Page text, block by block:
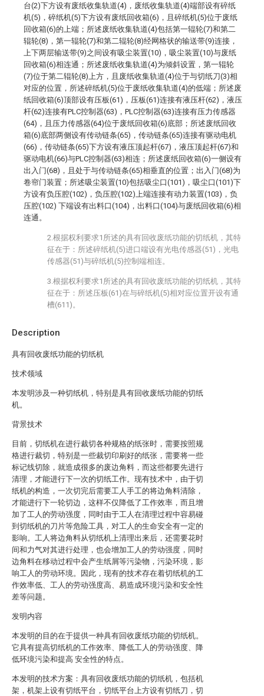
Description
具有回收废纸功能的切纸机
技术领域
本发明涉及一种切纸机，特别是具有回收废纸功能的切纸
机。
背景技术
目前，切纸机在进行裁切各种规格的纸张时，需要按照规
格进行裁切，特别是一些裁切印刷好的纸张，需要将一些
标记线切除，就造成很多的废边角料，而这些都要先进行
清理，才能进行下一次的切纸工作。现有技术中，由于切
纸机的构造，一次切完后需要工人手工的将边角料清除，
才能进行下一轮切边，这样不仅降低了工作效率，而且增
加了工人的劳动强度，同时由于工人在清理过程中容易碰
到切纸机的刀片等危险工具，对工人的生命安全有一定的
影响。工人将边角料从切纸机上清理出来后，还需要花时
间和力气对其进行处理，也会增加工人的劳动强度，同时
边角料在移动过程中会产生纸屑等污染物，污染环境，影
响工人的劳动环境。因此，现有的技术存在着切纸机的工
作效率低、工人的劳动强度高、易造成环境污染和安全性
差等问题。
发明内容
本发明的目的在于提供一种具有回收废纸功能的切纸机。
它具有提高切纸机的工作效率、降低工人的劳动强度、降
低环境污染和提高 安全性的特点。
本发明的技术方案：具有回收废纸功能的切纸机，包括机
架，机架上设有切纸平台，切纸平台上方设有切纸刀，切
台(2)下方设有废纸收集轨道(4)，废纸收集轨道(4)端部设有碎纸
机(5)，碎纸机(5)下方设有废纸回收箱(6)，且碎纸机(5)位于废纸
回收箱(6)的上端；所述废纸收集轨道(4)包括第一辊轮(7)和第二
辊轮(8)，第一辊轮(7)和第二辊轮(8)经网格状的输送带(9)连接，
上下两层输送带(9)之间设有吸尘装置(10)，吸尘装置(10)与废纸
回收箱(6)相连通；所述废纸收集轨道(4)为倾斜设置，第一辊轮
(7)位于第二辊轮(8)上方，且废纸收集轨道(4)位于与切纸刀(3)相
对应的位置，所述碎纸机(5)位于废纸收集轨道(4)的低端；所述废
纸回收箱(6)顶部设有压板(61)，压板(61)连接有液压杆(62)，液压
杆(62)连接有PLC控制器(63)，PLC控制器(63)连接有压力传感器
(64)，且压力传感器(64)位于废纸回收箱(6)底部；所述废纸回收
箱(6)底部两侧设有传动链条(65)，传动链条(65)连接有驱动电机
(66)，传动链条(65)下方设有液压顶起杆(67)，液压顶起杆(67)和
驱动电机(66)与PLC控制器(63)相连；所述废纸回收箱(6)一侧设有
出入门(68)，且处于与传动链条(65)相垂直的位置；出入门(68)为
卷帘门装置；所述吸尘装置(10)包括吸尘口(101)，吸尘口(101)下
方设有负压腔(102)，负压腔(102)上端连接有动力装置(103)，负
压腔(102) 下端设有出料口(104)，出料口(104)与废纸回收箱(6)相
连通。
2.根据权利要求1所述的具有回收废纸功能的切纸机，其特
征在于：所述碎纸机(5)进口端设有光电传感器(51)，光电
传感器(51)与碎纸机(5)控制端相连。
3.根据权利要求1所述的具有回收废纸功能的切纸机，其特
征在于：所述压板(61)在与碎纸机(5)相对应位置开设有通
槽(611)。